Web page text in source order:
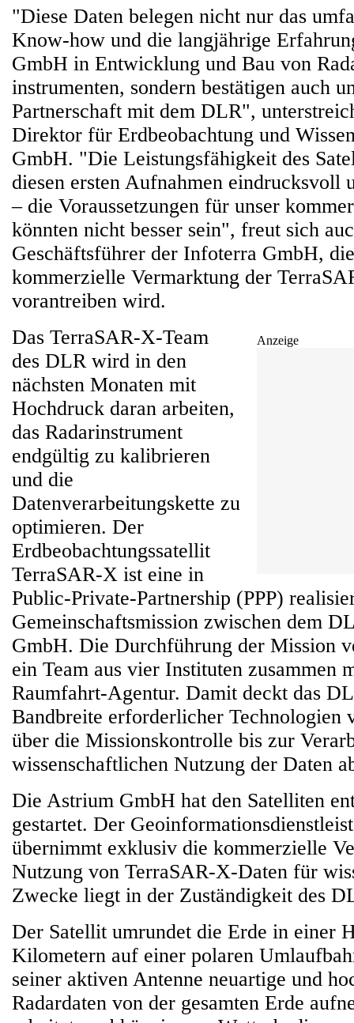
"Diese Daten belegen nicht nur das
Know-how und die langjährige
GmbH in Entwicklung und Bau von
instrumenten, sondern bestätigen auch
Partnerschaft mit dem DLR",
Direktor für Erdbeobachtung und
GmbH. "Die Leistungsfähigkeit des
diesen ersten Aufnahmen eindrucksvoll
– die Voraussetzungen für unser
könnten nicht besser sein", freut sich
Geschäftsführer der Infoterra GmbH,
kommerzielle Vermarktung der
vorantreiben wird.
Anzeige
Das TerraSAR-X-Team
des DLR wird in den
nächsten Monaten mit
Hochdruck daran arbeiten,
das Radarinstrument
endgültig zu kalibrieren
und die
Datenverarbeitungskette zu
optimieren. Der
Erdbeobachtungssatellit
TerraSAR-X ist eine in
Public-Private-Partnership (PPP)
Gemeinschaftsmission zwischen dem
GmbH. Die Durchführung der Mission
ein Team aus vier Instituten zusammen
Raumfahrt-Agentur. Damit deckt das
Bandbreite erforderlicher Technologien
über die Missionskontrolle bis zur
wissenschaftlichen Nutzung der Daten
Die Astrium GmbH hat den Satelliten
gestartet. Der
übernimmt exklusiv die kommerzielle
Nutzung von TerraSAR-X-Daten für
Zwecke liegt in der Zuständigkeit des
Der Satellit umrundet die Erde in einer
Kilometern auf einer polaren
seiner aktiven Antenne neuartige und
Radardaten von der gesamten Erde